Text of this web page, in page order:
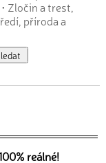
• Zločin a trest,
příroda a
reálné!